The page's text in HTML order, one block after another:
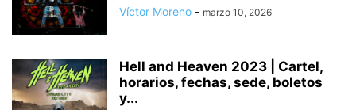
Víctor Moreno - marzo 10, 2026
Hell and Heaven 2023 | Cartel,
horarios, fechas, sede, boletos
y...